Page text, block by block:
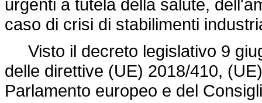
urgenti a tutela della salute,
caso di crisi di stabilimenti
Visto il decreto legislativo 9
delle direttive (UE) 2018/410,
Parlamento europeo e del